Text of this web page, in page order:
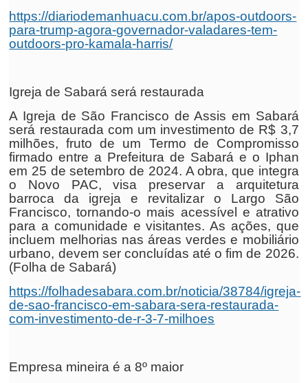
https://diariodemanhuacu.com.br/apos-outdoors-
para-trump-agora-governador-valadares-tem-
outdoors-pro-kamala-harris/
Igreja de Sabará será restaurada
A Igreja de São Francisco de Assis em Sabará
será restaurada com um investimento de R$ 3,7
milhões, fruto de um Termo de Compromisso
firmado entre a Prefeitura de Sabará e o Iphan
em 25 de setembro de 2024. A obra, que integra
o Novo PAC, visa preservar a arquitetura
barroca da igreja e revitalizar o Largo São
Francisco, tornando-o mais acessível e atrativo
para a comunidade e visitantes. As ações, que
incluem melhorias nas áreas verdes e mobiliário
urbano, devem ser concluídas até o fim de 2026.
(Folha de Sabará)
https://folhadesabara.com.br/noticia/38784/igreja-
de-sao-francisco-em-sabara-sera-restaurada-
com-investimento-de-r-3-7-milhoes
Empresa mineira é a 8º maior